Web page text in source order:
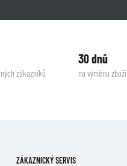
zákazníků
30 dnů
na výměnu zboží
ZÁKAZNICKÝ SERVIS